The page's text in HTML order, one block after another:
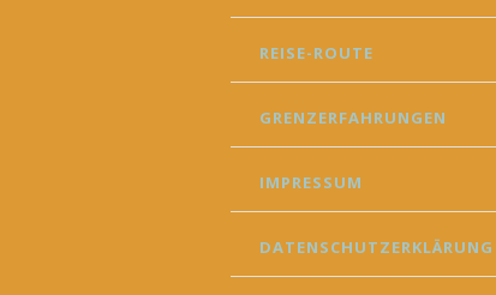
REISE-ROUTE
GRENZERFAHRUNGEN
IMPRESSUM
DATENSCHUTZERKLÄRUNG